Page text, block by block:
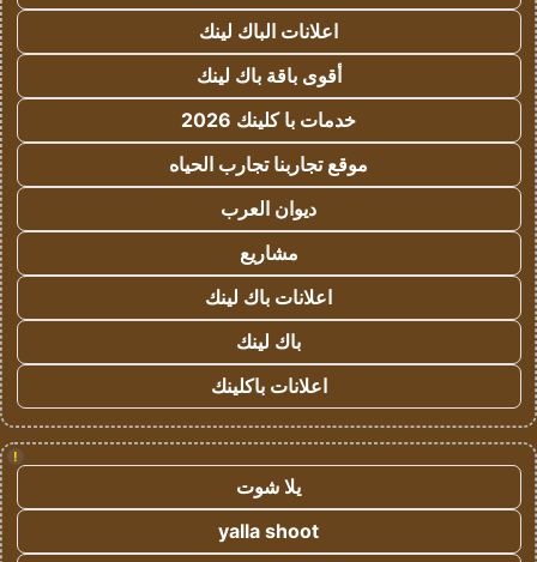
اعلانات الباك لينك
أقوى باقة باك لينك
خدمات با كلينك 2026
موقع تجاربنا تجارب الحياه
ديوان العرب
مشاريع
اعلانات باك لينك
باك لينك
اعلانات باكلينك
!
يلا شوت
yalla shoot